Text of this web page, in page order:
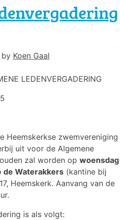
by Koen Gaal
LEDENVERGADERING
Heemskerkse zwemvereniging
uit voor de Algemene
zal worden op woensdag
de Waterakkers (kantine bij
Heemskerk. Aanvang van de
is als volgt: